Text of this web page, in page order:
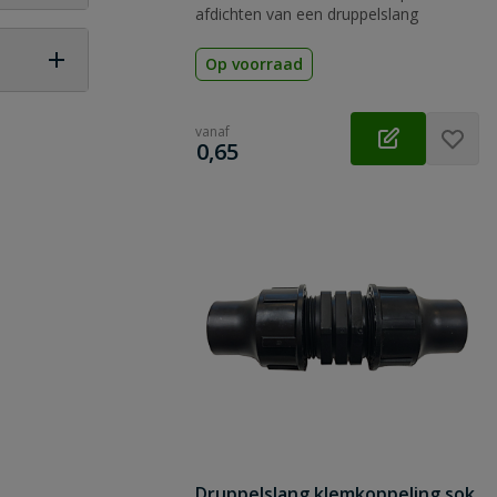
afdichten van een druppelslang
Op voorraad
vanaf
€
0,65